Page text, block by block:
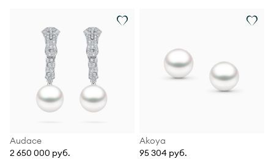
Audace
2 650 000 руб.
Akoya
95 304 руб.